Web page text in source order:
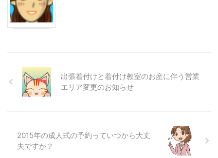
出張着付けと着付け教室のお産に伴う営業
エリア変更のお知らせ
2015年の成人式の予約っていつから大丈
夫ですか？